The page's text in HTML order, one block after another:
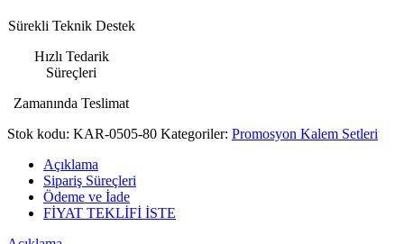
Sürekli Teknik Destek
Hızlı Tedarik
Süreçleri
Zamanında Teslimat
Stok kodu: KAR-0505-80 Kategoriler: Promosyon Kalem Setleri
Açıklama
Sipariş Süreçleri
Ödeme ve İade
FİYAT TEKLİFİ İSTE